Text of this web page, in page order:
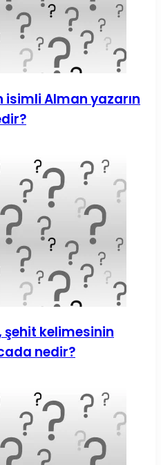
Alman yazarın
kelimesinin
nedir?